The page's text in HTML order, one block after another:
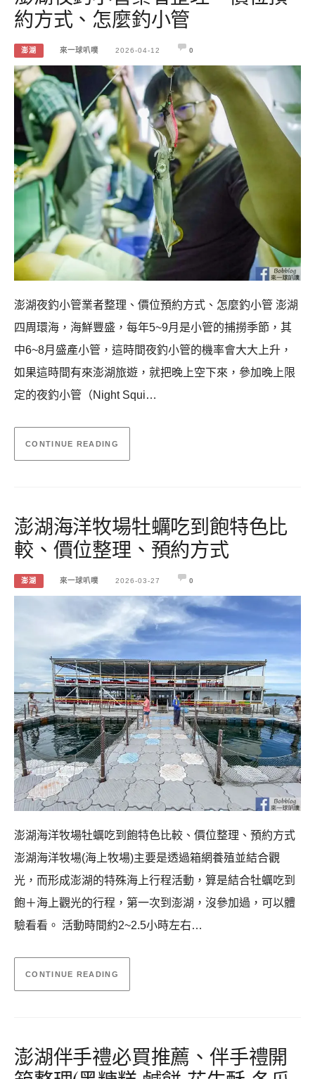
約方式、怎麼釣小管
澎湖 來一球叭噗 2026-04-12 0
澎湖夜釣小管業者整理、價位預約方式、怎麼釣小管 澎湖
四周環海，海鮮豐盛，每年5~9月是小管的捕撈季節，其
中6~8月盛產小管，這時間夜釣小管的機率會大大上升，
如果這時間有來澎湖旅遊，就把晚上空下來，參加晚上限
定的夜釣小管（Night Squi…
CONTINUE READING
澎湖海洋牧場牡蠣吃到飽特色比
較、價位整理、預約方式
澎湖 來一球叭噗 2026-03-27 0
澎湖海洋牧場牡蠣吃到飽特色比較、價位整理、預約方式
澎湖海洋牧場(海上牧場)主要是透過箱網養殖並結合觀
光，而形成澎湖的特殊海上行程活動，算是結合牡蠣吃到
飽＋海上觀光的行程，第一次到澎湖，沒參加過，可以體
驗看看。 活動時間約2~2.5小時左右…
CONTINUE READING
澎湖伴手禮必買推薦、伴手禮開